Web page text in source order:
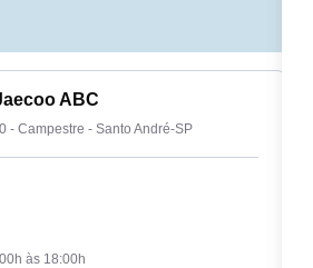
ABC
- Campestre - Santo André-SP
às 18:00h